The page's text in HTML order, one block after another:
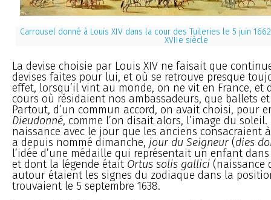
Carrousel donné à Louis XIV dans la cour des Tuileries le 5 juin
XVIIe siècle
La devise choisie par Louis XIV ne faisait que
devises faites pour lui, et où se retrouve presque
effet, lorsqu’il vint au monde, on ne vit en France, et
cours où résidaient nos ambassadeurs, que ballets
Partout, d’un commun accord, on avait choisi, pour
Dieudonné, comme l’on disait alors, l’image du
naissance avec le jour que les anciens consacraient
a depuis nommé dimanche, jour du Seigneur (dies
l’idée d’une médaille qui représentait un enfant
et dont la légende était Ortus solis gallici (naissance
autour étaient les signes du zodiaque dans la
trouvaient le 5 septembre 1638.